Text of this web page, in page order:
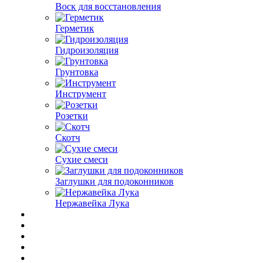
Воск для восстановления
Герметик
Гидроизоляция
Грунтовка
Инструмент
Розетки
Скотч
Сухие смеси
Заглушки для подоконников
Нержавейка Лука